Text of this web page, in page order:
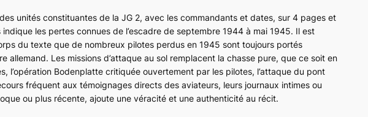
des unités constituantes de la JG 2, avec les commandants et dates, sur 4 pages et
indique les pertes connues de l’escadre de septembre 1944 à mai 1945. Il est
du texte que de nombreux pilotes perdus en 1945 sont toujours portés
allemand. Les missions d’attaque au sol remplacent la chasse pure, que ce soit en
l’opération Bodenplatte critiquée ouvertement par les pilotes, l’attaque du pont
fréquent aux témoignages directs des aviateurs, leurs journaux intimes ou
ou plus récente, ajoute une véracité et une authenticité au récit.